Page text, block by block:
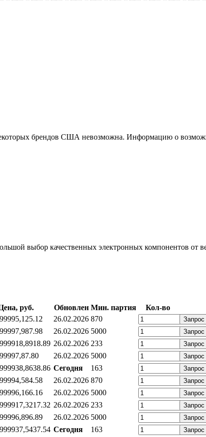
брендов США невозможна. Информацию о
выбор качественных электронных компонентов от
руб. Обновлен Мин. партия
Кол-во
5,125.12 26.02.2026 870 Запрос
7,987.98 26.02.2026 5000 Запрос
18,8918.89 26.02.2026 233 Запрос
7,87.80 26.02.2026 5000 Запрос
38,8638.86 Сегодня 163 Запрос
4,584.58 26.02.2026 870 Запрос
6,166.16 26.02.2026 5000 Запрос
17,3217.32 26.02.2026 233 Запрос
6,896.89 26.02.2026 5000 Запрос
37,5437.54 Сегодня 163 Запрос